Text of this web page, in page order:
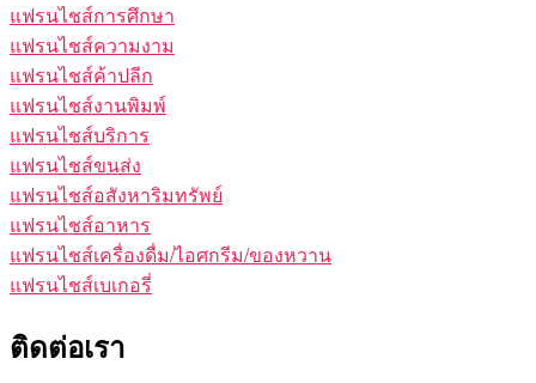
แฟรนไชส์การศึกษา
แฟรนไชส์ความงาม
แฟรนไชส์ค้าปลีก
แฟรนไชส์งานพิมพ์
แฟรนไชส์บริการ
แฟรนไชส์ขนส่ง
แฟรนไชส์อสังหาริมทรัพย์
แฟรนไชส์อาหาร
แฟรนไชส์เครื่องดื่ม/ไอศกรีม/ของหวาน
แฟรนไชส์เบเกอรี่
ติดต่อเรา